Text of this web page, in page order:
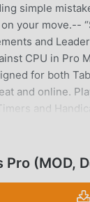
simple
your move.--
and
CPU in Pro
for both
and online.
and
for Android now!
(MOD,